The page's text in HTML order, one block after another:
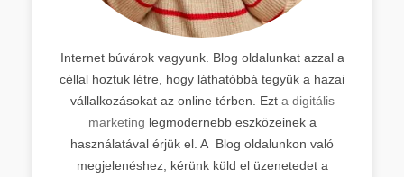
Internet búvárok vagyunk. Blog oldalunkat azzal a
céllal hoztuk létre, hogy láthatóbbá tegyük a hazai
vállalkozásokat az online térben. Ezt a digitális
marketing legmodernebb eszközeinek a
használatával érjük el. A Blog oldalunkon való
megjelenéshez, kérünk küld el üzenetedet a